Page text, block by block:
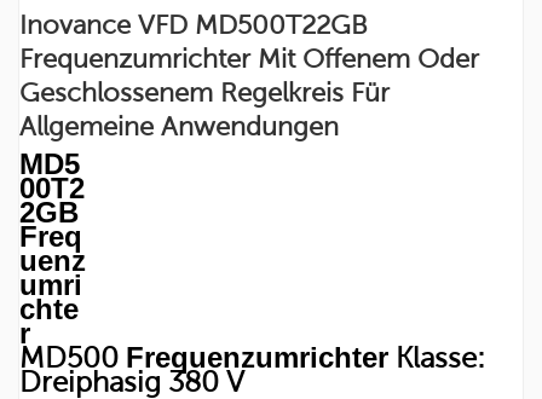
Inovance VFD MD500T22GB
Frequenzumrichter Mit Offenem Oder
Geschlossenem Regelkreis Für
Allgemeine Anwendungen
MD5
00T2
2GB
Freq
uenz
umri
chte
r
MD500 Frequenzumrichter Klasse:
Dreiphasig 380 V